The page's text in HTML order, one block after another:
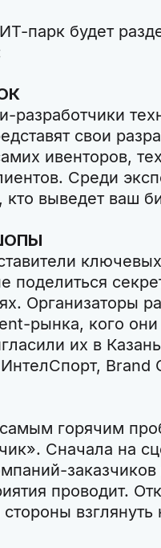
парк будет
разработчики
свои
ивенторов,
Среди
кто выведет ваш
поделиться
Организаторы
рынка, кого
их в
Brand
горячим
Сначала на
проводит.
стороны